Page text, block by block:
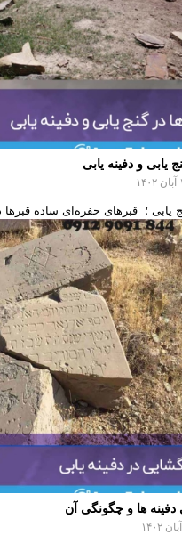
یابی و دفینه یابی
یابی ؛ قبرهای حفره‌ای ساده
ها و چگونگی آن